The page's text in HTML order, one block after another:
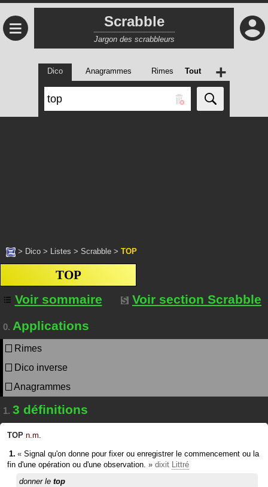
≡ Scrabble
Jargon des scrabbleurs
Dico Anagrammes Rimes Tout +
> Dico > Listes > Scrabble > TOP
TOP
Voir sommaire
Voir section Scrabble
0. Applications
Rimes
Dico inverse
Anagrammes
1. 3 définitions
TOP n.m.
« Signal qu'on donne pour fixer ou enregistrer le commencement ou la
fin d'une opération ou d'une observation. » dixit Littré
donner le top